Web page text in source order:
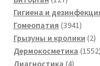
товаров
Гигиена и
Гомеопатия 39413941
товар
Грызуны и кролики 22
Дермокосметика 1552
Диагностика 44